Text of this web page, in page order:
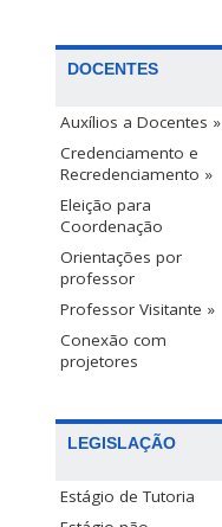
DOCENTES
Auxílios a Docentes »
Credenciamento e
Recredenciamento »
Eleição para
Coordenação
Orientações por
professor
Professor Visitante »
Conexão com
projetores
LEGISLAÇÃO
Estágio de Tutoria